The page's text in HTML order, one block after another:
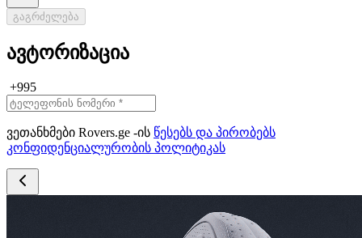
გაგრძელება
ავტორიზაცია
+995
ვეთანხმები Rovers.ge -ის წესებს და პირობებს
კონფიდენციალურობის პოლიტიკას